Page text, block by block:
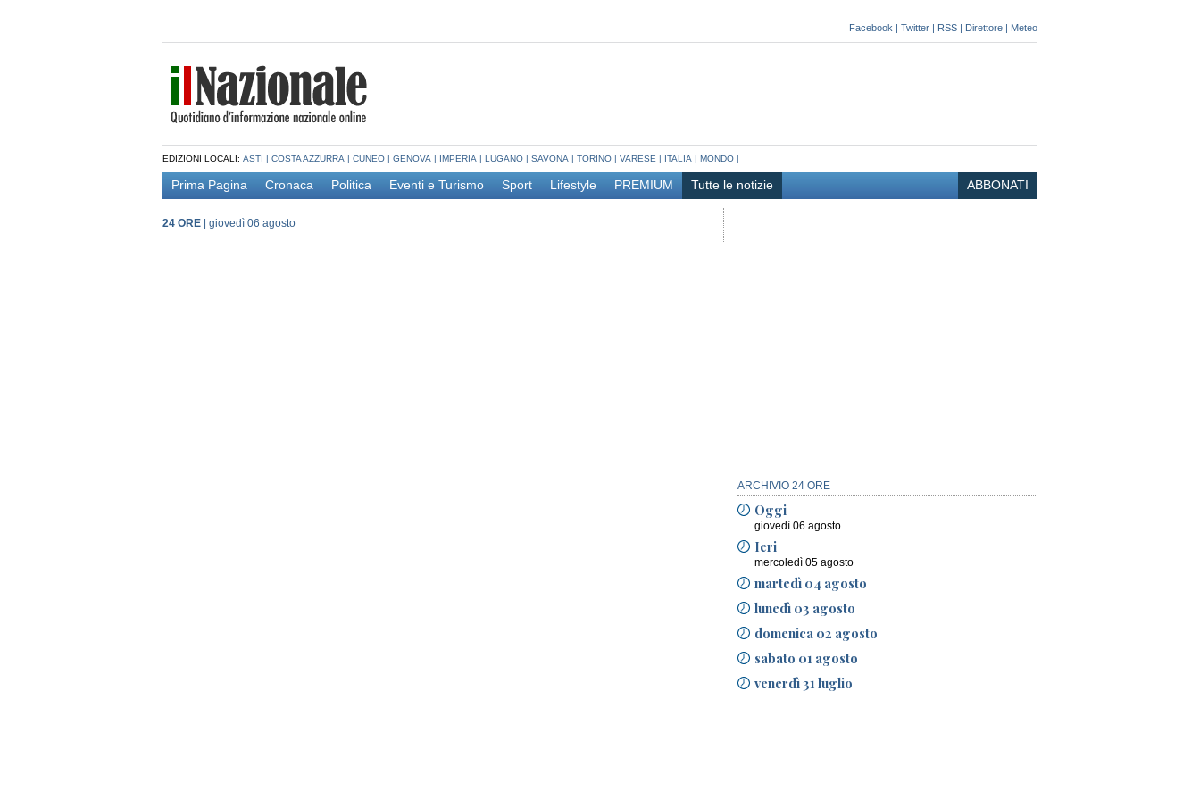
Facebook | Twitter | RSS | Direttore | Meteo
EDIZIONI LOCALI: ASTI | COSTA AZZURRA | CUNEO | GENOVA | IMPERIA | LUGANO | SAVONA | TORINO | VARESE | ITALIA | MONDO |
Prima Pagina Cronaca Politica Eventi e Turismo Sport Lifestyle PREMIUM Tutte le notizie ABBONATI
24 ORE giovedì 06 agosto
ARCHIVIO 24 ORE
Oggi
giovedì 06 agosto
Ieri
mercoledì 05 agosto
martedì 04 agosto
lunedì 03 agosto
domenica 02 agosto
sabato 01 agosto
venerdì 31 luglio